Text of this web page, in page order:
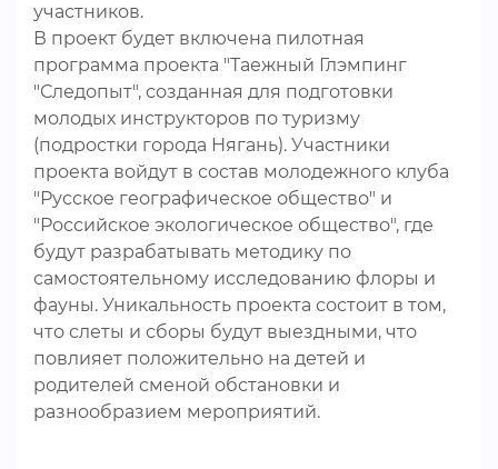
участников.
В проект будет включена пилотная
программа проекта "Таежный Глэмпинг
"Следопыт", созданная для подготовки
молодых инструкторов по туризму
(подростки города Нягань). Участники
проекта войдут в состав молодежного клуба
"Русское географическое общество" и
"Российское экологическое общество", где
будут разрабатывать методику по
самостоятельному исследованию флоры и
фауны. Уникальность проекта состоит в том,
что слеты и сборы будут выездными, что
повлияет положительно на детей и
родителей сменой обстановки и
разнообразием мероприятий.